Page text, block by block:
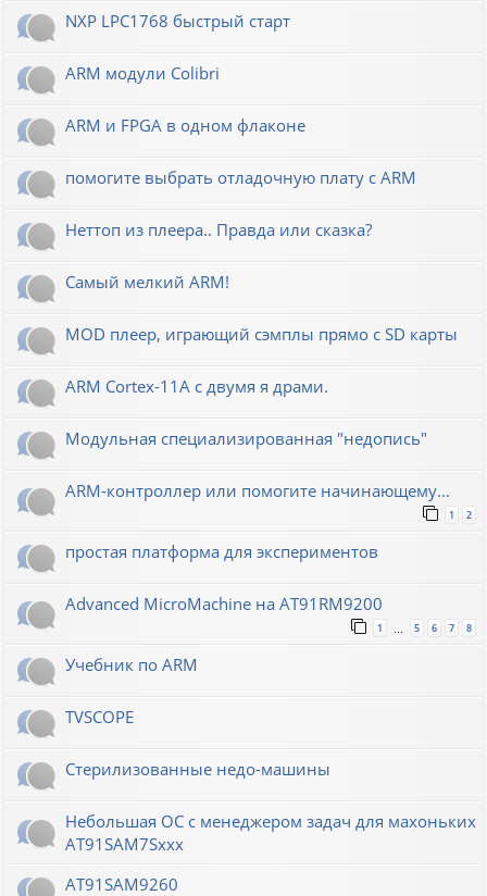
NXP LPC1768 быстрый старт
ARM модули Colibri
ARM и FPGA в одном флаконе
помогите выбрать отладочную плату с ARM
Неттоп из плеера.. Правда или сказка?
Самый мелкий ARM!
MOD плеер, играющий сэмплы прямо с SD карты
ARM Cortex-11A с двумя я драми.
Модульная специализированная "недопись"
ARM-контроллер или помогите начинающему...
1 2
простая платформа для экспериментов
Advanced MicroMachine на AT91RM9200
1 5 6 7 8
Учебник по ARM
TVSCOPE
Стерилизованные недо-машины
Небольшая ОС с менеджером задач для махоньких
AT91SAM7Sxxx
AT91SAM9260